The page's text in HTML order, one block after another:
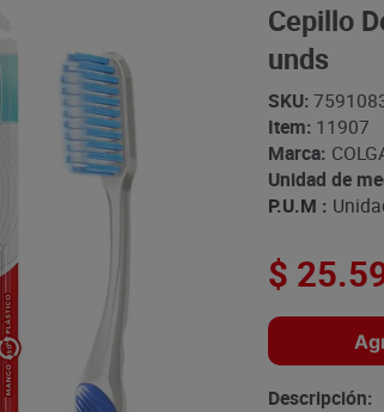
Cepillo
unds
SKU:
Item: 11907
Marca:
Unidad de
P.U.M :
$ 25.
Descripción: